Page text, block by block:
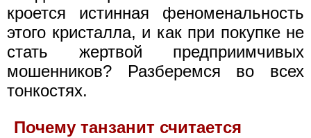
кроется истинная феноменальность
этого кристалла, и как при покупке не
стать жертвой предприимчивых
мошенников? Разберемся во всех
тонкостях.
Почему танзанит считается